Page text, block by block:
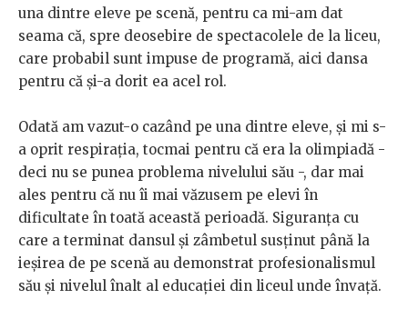
una dintre eleve pe scenă, pentru ca mi-am dat
seama că, spre deosebire de spectacolele de la liceu,
care probabil sunt impuse de programă, aici dansa
pentru că și-a dorit ea acel rol.
Odată am vazut-o cazând pe una dintre eleve, și mi s-
a oprit respirația, tocmai pentru că era la olimpiadă -
deci nu se punea problema nivelului său -, dar mai
ales pentru că nu îi mai văzusem pe elevi în
dificultate în toată această perioadă. Siguranța cu
care a terminat dansul și zâmbetul susținut până la
ieșirea de pe scenă au demonstrat profesionalismul
său și nivelul înalt al educației din liceul unde învață.